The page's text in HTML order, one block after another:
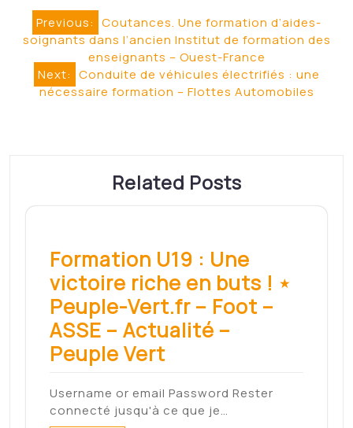
Navigation
de
l’article
Previous: Coutances. Une formation d’aides-
soignants dans l’ancien Institut de formation des
enseignants – Ouest-France
Next: Conduite de véhicules électrifiés : une
nécessaire formation – Flottes Automobiles
Related Posts
Formation U19 : Une
victoire riche en buts ! ⋆
Peuple-Vert.fr – Foot –
ASSE – Actualité –
Peuple Vert
Username or email Password Rester
connecté jusqu'à ce que je…